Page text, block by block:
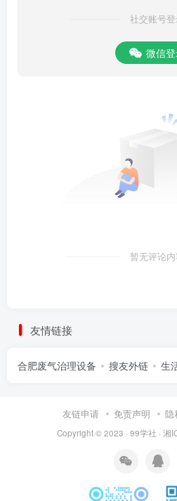
社交账号
微信
暂无评论
友情链接
合肥废气治理设备 搜友外链 生
友链申请 免责声明 隐
Copyright © 2023 · 99学社 · 湘